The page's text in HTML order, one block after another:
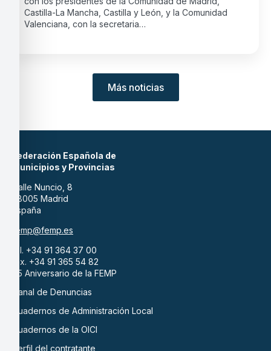
Castilla-La Mancha, Castilla y León, y la Comunidad
Valenciana, con la secretaria…
Más noticias
Federación Española de
Municipios y Provincias
Calle Nuncio, 8
28005 Madrid
España
femp@femp.es
tel. +34 91 364 37 00
fax. +34 91 365 54 82
45 Aniversario de la FEMP
Canal de Denuncias
Cuadernos de Administración Local
Cuadernos de la OICI
Perfil del contratante